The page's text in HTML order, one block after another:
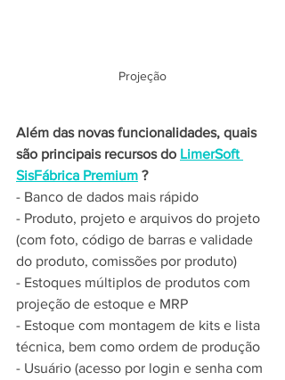
Projeção
Além das novas funcionalidades, quais
são principais recursos do LimerSoft
SisFábrica Premium ?
- Banco de dados mais rápido
- Produto, projeto e arquivos do projeto
(com foto, código de barras e validade
do produto, comissões por produto)
- Estoques múltiplos de produtos com
projeção de estoque e MRP
- Estoque com montagem de kits e lista
técnica, bem como ordem de produção
- Usuário (acesso por login e senha com